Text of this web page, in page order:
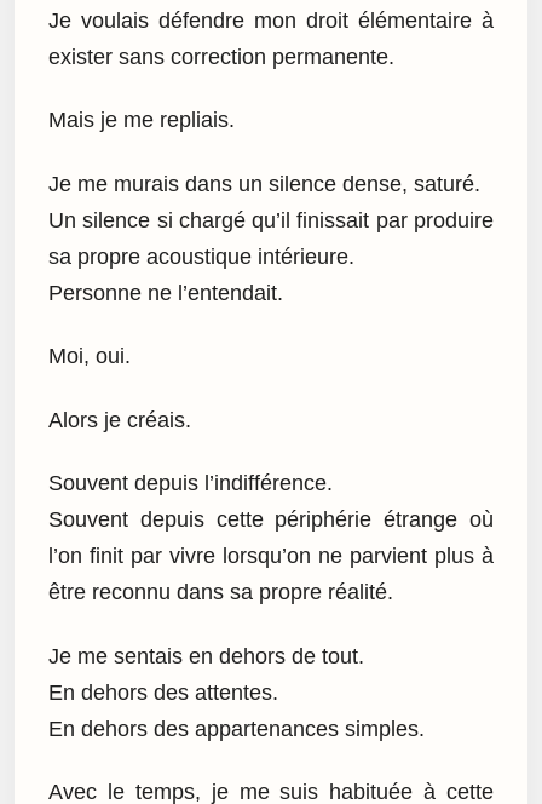
Je voulais défendre mon droit élémentaire à
exister sans correction permanente.
Mais je me repliais.
Je me murais dans un silence dense, saturé.
Un silence si chargé qu’il finissait par produire
sa propre acoustique intérieure.
Personne ne l’entendait.
Moi, oui.
Alors je créais.
Souvent depuis l’indifférence.
Souvent depuis cette périphérie étrange où
l’on finit par vivre lorsqu’on ne parvient plus à
être reconnu dans sa propre réalité.
Je me sentais en dehors de tout.
En dehors des attentes.
En dehors des appartenances simples.
Avec le temps, je me suis habituée à cette